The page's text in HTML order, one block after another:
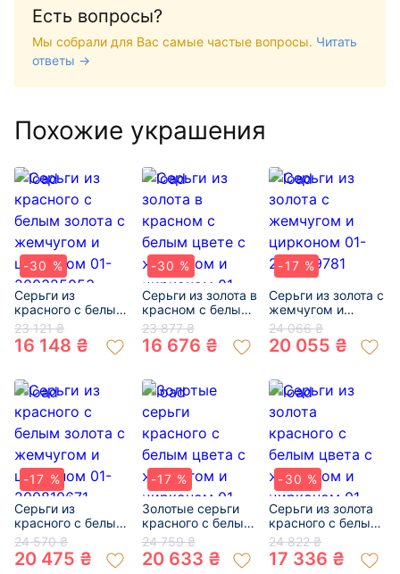
Есть вопросы?
Мы собрали для Вас самые частые вопросы. Читать
ответы →
Похожие украшения
-30 %
Серьги из
красного с белым
золота с
жемчугом и
цирконом 01-
23 121 ₴
16 148 ₴
-30 %
Серьги из золота в
красном с белым
цвете с жемчугом
и цирконом 01-
19019269
23 877 ₴
16 676 ₴
-17 %
Серьги из золота с
жемчугом и
цирконом 01-
200599781
24 066 ₴
20 055 ₴
-17 %
Серьги из
красного с белым
золота с
жемчугом и
цирконом 01-
24 570 ₴
20 475 ₴
-17 %
Золотые серьги
красного с белым
цвета с жемчугом
и цирконом 01-
200470014
24 759 ₴
20 633 ₴
-30 %
Серьги из золота
красного с белым
цвета с жемчугом
и цирконом 01-
200033533
24 822 ₴
17 336 ₴